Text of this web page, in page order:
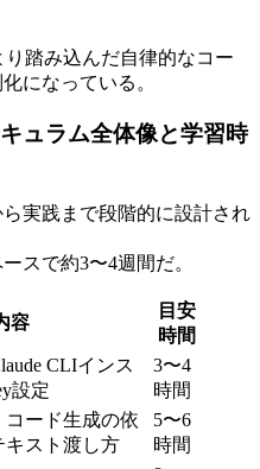
り踏み込んだ自律的なコー
になっている。
ュラム全体像と学習時
実践まで段階的に設計され
スで約3〜4週間だ。
容
目安
時間
CLIインス
設定
3〜4
時間
コード生成の依
キスト渡し方
5〜6
時間